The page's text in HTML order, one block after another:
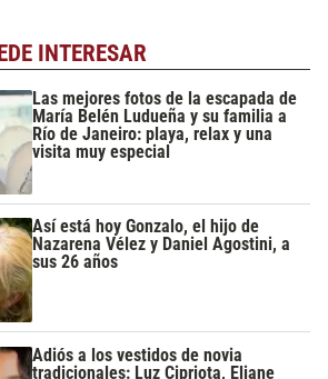
INTERESAR
Las mejores fotos de la escapada de
María Belén Ludueña y su familia a
Río de Janeiro: playa, relax y una
visita muy especial
Así está hoy Gonzalo, el hijo de
Nazarena Vélez y Daniel Agostini, a
sus 26 años
Adiós a los vestidos de novia
tradicionales: Luz Cipriota, Eliane